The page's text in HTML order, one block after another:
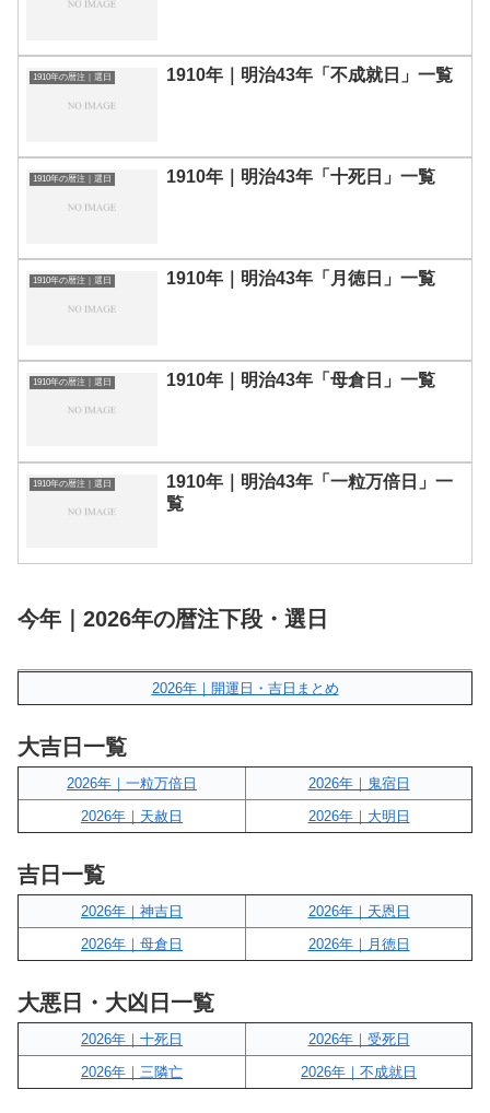
1910年の暦注｜選日 1910年｜明治43年「不成就日」一覧
1910年の暦注｜選日 1910年｜明治43年「十死日」一覧
1910年の暦注｜選日 1910年｜明治43年「月徳日」一覧
1910年の暦注｜選日 1910年｜明治43年「母倉日」一覧
1910年の暦注｜選日
1910年｜明治43年「一粒万倍日」一
覧
今年｜2026年の暦注下段・選日
2026年｜開運日・吉日まとめ
大吉日一覧
2026年｜一粒万倍日
2026年｜鬼宿日
2026年｜天赦日
2026年｜大明日
吉日一覧
2026年｜神吉日
2026年｜天恩日
2026年｜母倉日
2026年｜月徳日
大悪日・大凶日一覧
2026年｜十死日
2026年｜受死日
2026年｜三隣亡
2026年｜不成就日